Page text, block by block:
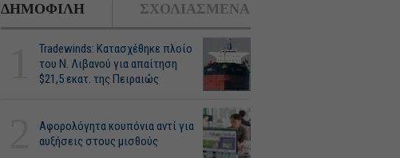
ΔΗΜΟΦΙΛΗ ΣΧΟΛΙΑΣΜΕΝΑ
Tradewinds: Κατασχέθηκε πλοίο
του Ν. Λιβανού για απαίτηση
$21,5 εκατ. της Πειραιώς
Αφορολόγητα κουπόνια αντί για
αυξήσεις στους μισθούς